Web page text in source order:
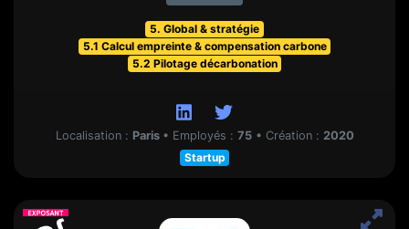
5. Global & stratégie
5.1 Calcul empreinte & compensation carbone
5.2 Pilotage décarbonation
Localisation : Paris • Employés : 75 • Création : 2020
Startup